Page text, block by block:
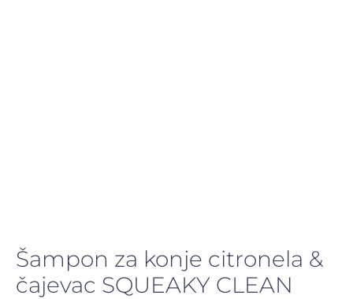
Šampon za konje citronela &
čajevac SQUEAKY CLEAN